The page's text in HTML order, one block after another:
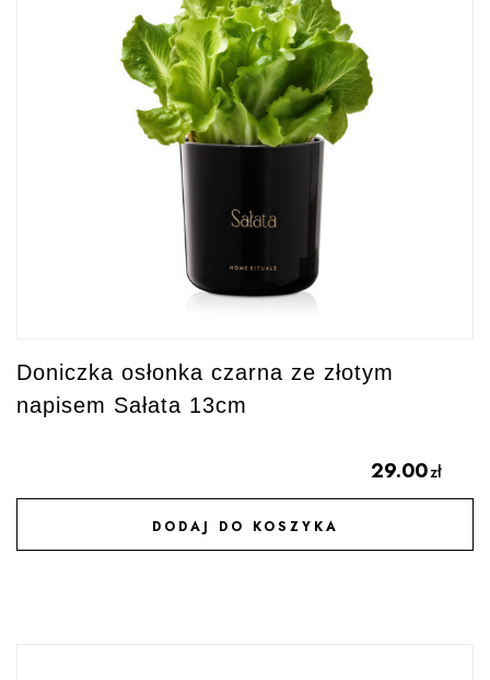
Doniczka osłonka czarna ze złotym
napisem Sałata 13cm
29.00zł
DODAJ DO KOSZYKA
DODAJ DO ULUBIONYCH